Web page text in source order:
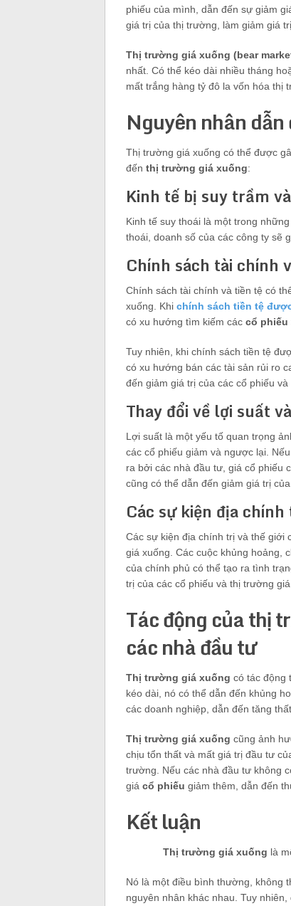
phiếu của mình, dẫn đến sự giảm
giá trị của thị trường, làm giảm giá
Thị trường giá xuống (bear
nhất. Có thể kéo dài nhiều tháng
mất trắng hàng tỷ đô la vốn hóa thị
Nguyên nhân
Thị trường giá xuống có thể được
đến thị trường giá xuống:
Kinh tế bị suy trầm
Kinh tế suy thoái là một trong
thoái, doanh số của các công ty sẽ
Chính sách tài chính
Chính sách tài chính và tiền tệ có
xuống. Khi chính sách tiền tệ
có xu hướng tìm kiếm các cổ phiếu
Tuy nhiên, khi chính sách tiền tệ
có xu hướng bán các tài sản rủi ro
đến giảm giá trị của các cổ phiếu
Thay đổi về lợi suất
Lợi suất là một yếu tố quan trọng
các cổ phiếu giảm và ngược lại.
ra bởi các nhà đầu tư, giá cổ phiếu
cũng có thể dẫn đến giảm giá trị
Các sự kiện địa
Các sự kiện địa chính trị và thế
giá xuống. Các cuộc khủng hoảng,
của chính phủ có thể tạo ra tình
trị của các cổ phiếu và thị trường giá
Tác động của thị
các nhà đầu tư
Thị trường giá xuống có tác động
kéo dài, nó có thể dẫn đến khủng
các doanh nghiệp, dẫn đến tăng
Thị trường giá xuống cũng ảnh
chịu tổn thất và mất giá trị đầu tư
trường. Nếu các nhà đầu tư không
giá cổ phiếu giảm thêm, dẫn đến
Kết luận
Thị trường giá xuống là
Nó là một điều bình thường, không
nguyên nhân khác nhau. Tuy